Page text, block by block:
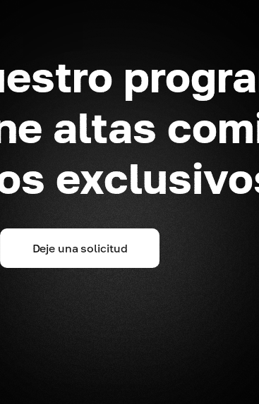
altas
Deje una solicitud